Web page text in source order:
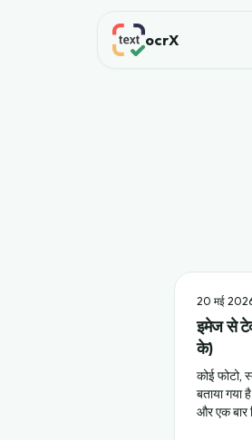
ocrX
20 मई
इमेज से
के)
कोई फोटो,
बताया
और एक बार